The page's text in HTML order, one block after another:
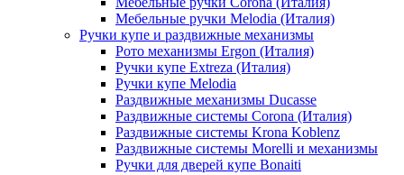
Мебельные ручки Melodia (Италия)
Ручки купе и раздвижные механизмы
Рото механизмы Ergon (Италия)
Ручки купе Extreza (Италия)
Ручки купе Melodia
Раздвижные механизмы Ducasse
Раздвижные системы Corona (Италия)
Раздвижные системы Krona Koblenz
Раздвижные системы Morelli и механизмы
Ручки для дверей купе Bonaiti